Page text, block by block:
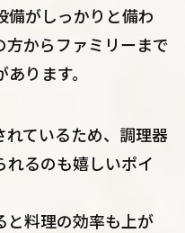
備がしっかりと備わ
方からファミリーまで
ります。
れているため、調理器
れるのも嬉しいポイ
と料理の効率も上が